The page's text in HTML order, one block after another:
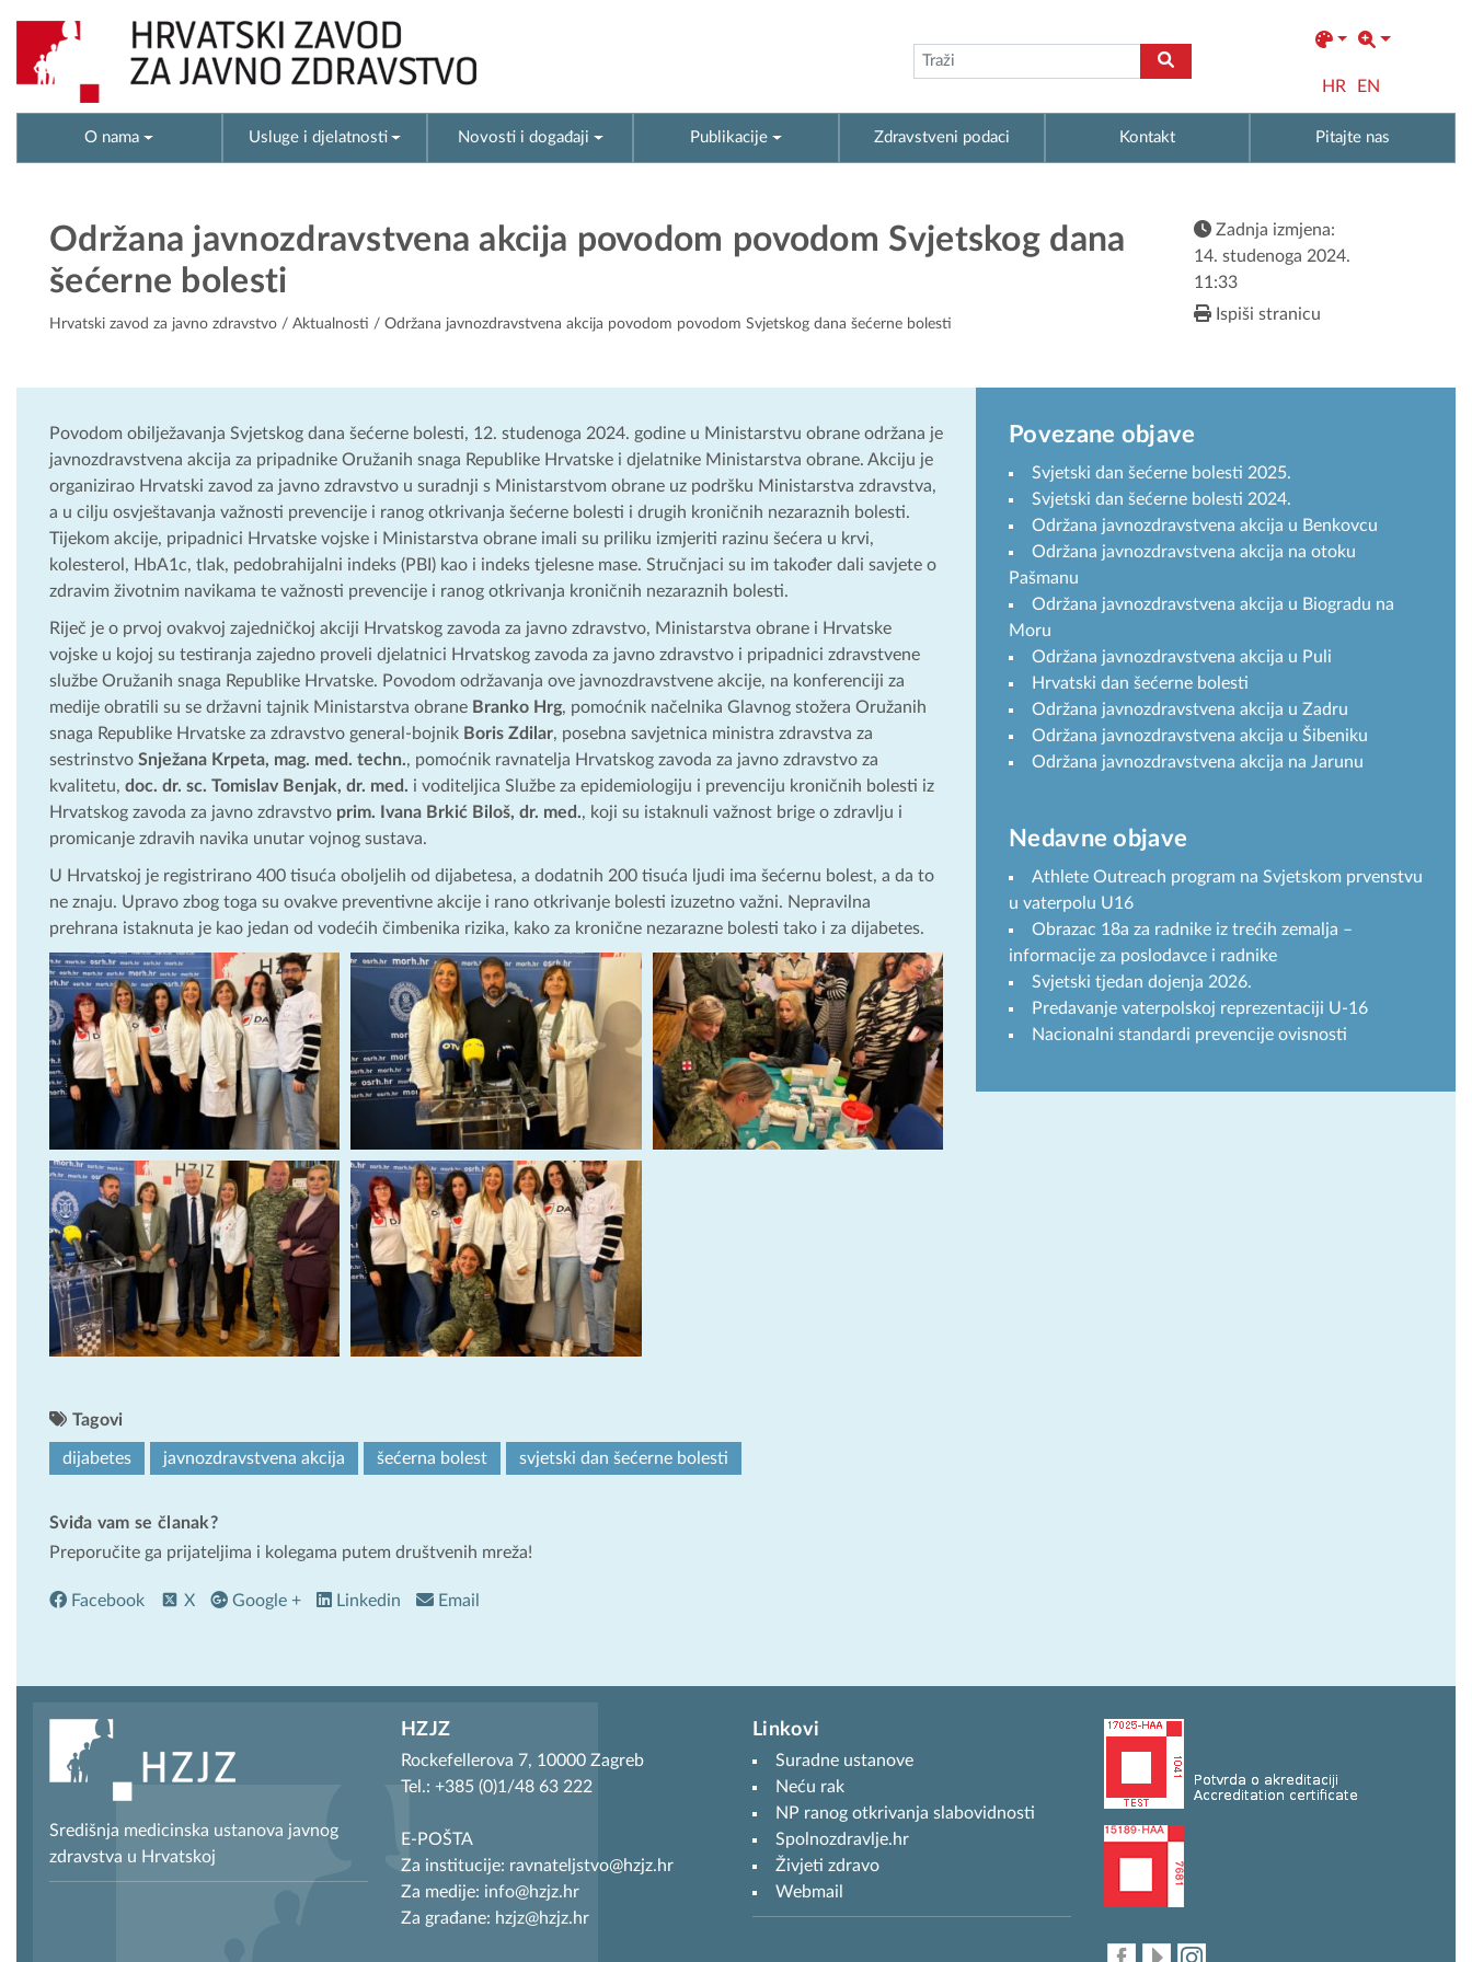
HR EN
O nama Usluge i djelatnosti Novosti i događaji Publikacije Zdravstveni podaci Kontakt Pitajte nas
Održana javnozdravstvena akcija povodom povodom Svjetskog dana
šećerne bolesti
Hrvatski zavod za javno zdravstvo / Aktualnosti / Održana javnozdravstvena akcija povodom povodom Svjetskog dana šećerne bolesti
Zadnja izmjena:
14. studenoga 2024.
11:33
Ispiši stranicu
Povodom obilježavanja Svjetskog dana šećerne bolesti, 12. studenoga 2024. godine u Ministarstvu obrane održana je
javnozdravstvena akcija za pripadnike Oružanih snaga Republike Hrvatske i djelatnike Ministarstva obrane. Akciju je
organizirao Hrvatski zavod za javno zdravstvo u suradnji s Ministarstvom obrane uz podršku Ministarstva zdravstva,
a u cilju osvještavanja važnosti prevencije i ranog otkrivanja šećerne bolesti i drugih kroničnih nezaraznih bolesti.
Tijekom akcije, pripadnici Hrvatske vojske i Ministarstva obrane imali su priliku izmjeriti razinu šećera u krvi,
kolesterol, HbA1c, tlak, pedobrahijalni indeks (PBI) kao i indeks tjelesne mase. Stručnjaci su im također dali savjete o
zdravim životnim navikama te važnosti prevencije i ranog otkrivanja kroničnih nezaraznih bolesti.
Riječ je o prvoj ovakvoj zajedničkoj akciji Hrvatskog zavoda za javno zdravstvo, Ministarstva obrane i Hrvatske
vojske u kojoj su testiranja zajedno proveli djelatnici Hrvatskog zavoda za javno zdravstvo i pripadnici zdravstvene
službe Oružanih snaga Republike Hrvatske. Povodom održavanja ove javnozdravstvene akcije, na konferenciji za
medije obratili su se državni tajnik Ministarstva obrane Branko Hrg, pomoćnik načelnika Glavnog stožera Oružanih
snaga Republike Hrvatske za zdravstvo general-bojnik Boris Zdilar, posebna savjetnica ministra zdravstva za
sestrinstvo Snježana Krpeta, mag. med. techn., pomoćnik ravnatelja Hrvatskog zavoda za javno zdravstvo za
kvalitetu, doc. dr. sc. Tomislav Benjak, dr. med. i voditeljica Službe za epidemiologiju i prevenciju kroničnih bolesti iz
Hrvatskog zavoda za javno zdravstvo prim. Ivana Brkić Biloš, dr. med., koji su istaknuli važnost brige o zdravlju i
promicanje zdravih navika unutar vojnog sustava.
U Hrvatskoj je registrirano 400 tisuća oboljelih od dijabetesa, a dodatnih 200 tisuća ljudi ima šećernu bolest, a da to
ne znaju. Upravo zbog toga su ovakve preventivne akcije i rano otkrivanje bolesti izuzetno važni. Nepravilna
prehrana istaknuta je kao jedan od vodećih čimbenika rizika, kako za kronične nezarazne bolesti tako i za dijabetes.
Tagovi
dijabetes javnozdravstvena akcija šećerna bolest svjetski dan šećerne bolesti
Sviđa vam se članak?
Preporučite ga prijateljima i kolegama putem društvenih mreža!
Facebook X Google + Linkedin Email
Povezane objave
Svjetski dan šećerne bolesti 2025.
Svjetski dan šećerne bolesti 2024.
Održana javnozdravstvena akcija u Benkovcu
Održana javnozdravstvena akcija na otoku
Pašmanu
Održana javnozdravstvena akcija u Biogradu na
Moru
Održana javnozdravstvena akcija u Puli
Hrvatski dan šećerne bolesti
Održana javnozdravstvena akcija u Zadru
Održana javnozdravstvena akcija u Šibeniku
Održana javnozdravstvena akcija na Jarunu
Nedavne objave
Athlete Outreach program na Svjetskom prvenstvu
u vaterpolu U16
Obrazac 18a za radnike iz trećih zemalja –
informacije za poslodavce i radnike
Svjetski tjedan dojenja 2026.
Predavanje vaterpolskoj reprezentaciji U-16
Nacionalni standardi prevencije ovisnosti
Središnja medicinska ustanova javnog
zdravstva u Hrvatskoj
HZJZ
Rockefellerova 7, 10000 Zagreb
Tel.: +385 (0)1/48 63 222
E-POŠTA
Za institucije: ravnateljstvo@hzjz.hr
Za medije: info@hzjz.hr
Za građane: hzjz@hzjz.hr
Linkovi
Suradne ustanove
Neću rak
NP ranog otkrivanja slabovidnosti
Spolnozdravlje.hr
Živjeti zdravo
Webmail